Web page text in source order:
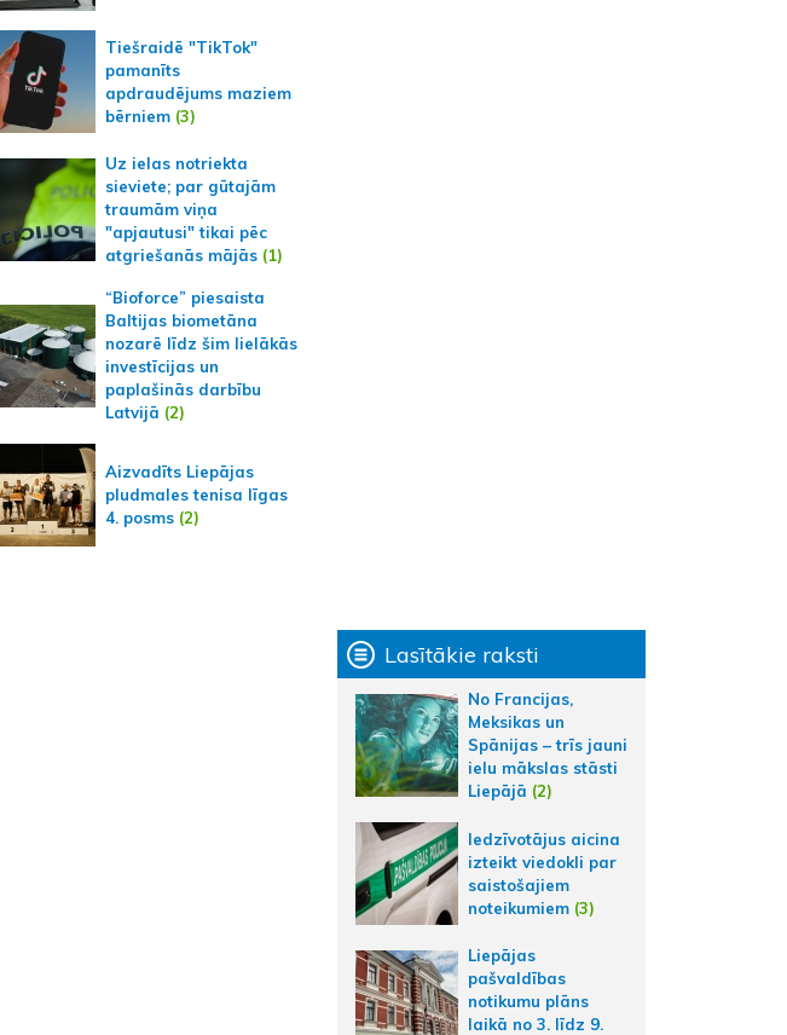
Tiešraidē "TikTok"
pamanīts
apdraudējums maziem
bērniem (3)
Uz ielas notriekta
sieviete; par gūtajām
traumām viņa
"apjautusi" tikai pēc
atgriešanās mājās (1)
“Bioforce” piesaista
Baltijas biometāna
nozarē līdz šim lielākās
investīcijas un
paplašinās darbību
Latvijā (2)
Aizvadīts Liepājas
pludmales tenisa līgas
4. posms (2)
Lasītākie raksti
No Francijas,
Meksikas un
Spānijas – trīs jauni
ielu mākslas stāsti
Liepājā (2)
Iedzīvotājus aicina
izteikt viedokli par
saistošajiem
noteikumiem (3)
Liepājas
pašvaldības
notikumu plāns
laikā no 3. līdz 9.